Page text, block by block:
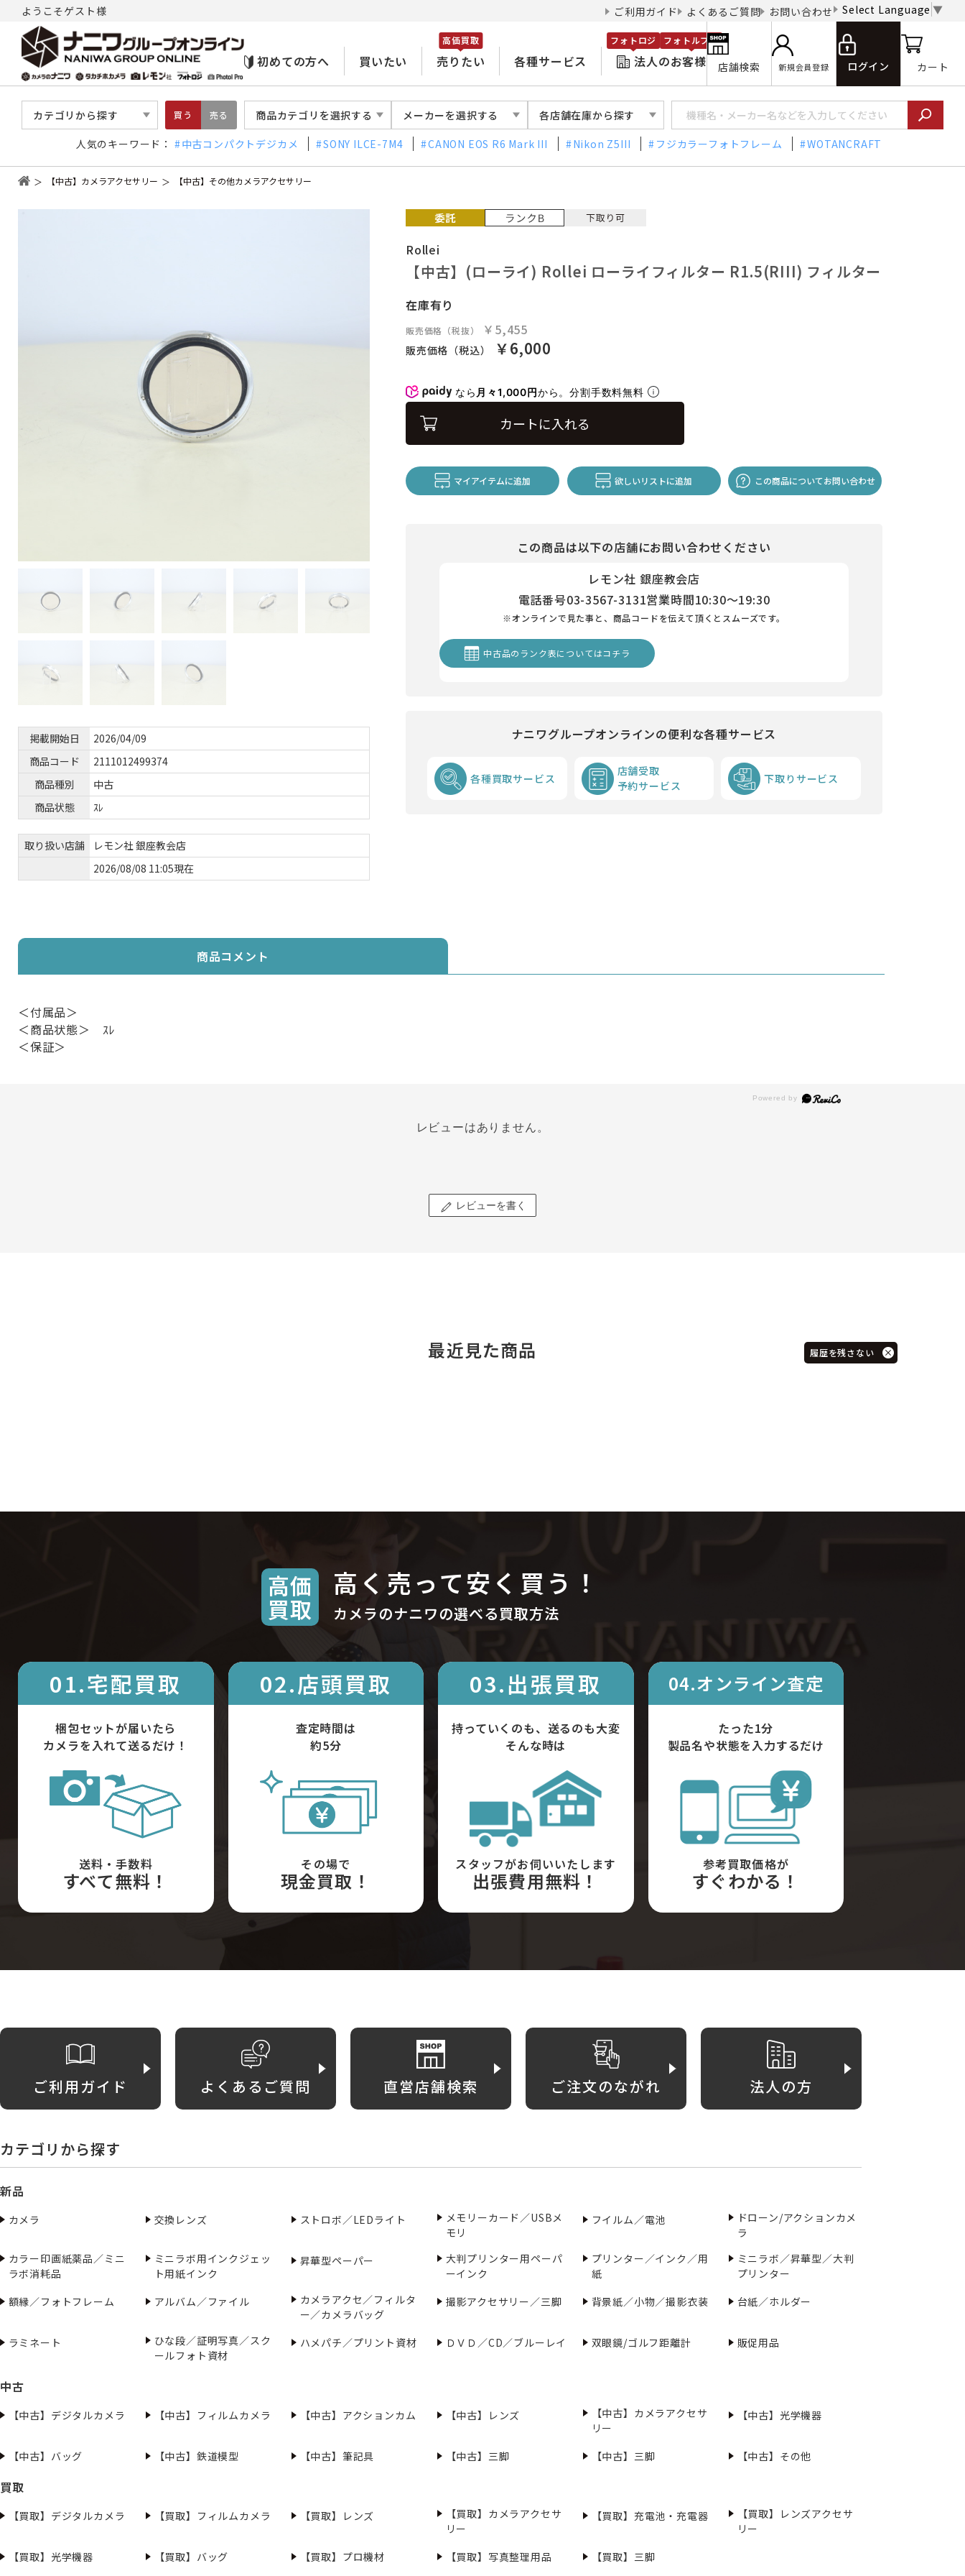
ようこそゲスト様 ご利用ガイド よくあるご質問 お問い合わせ Select Language ▼
初めての方へ 買いたい 売りたい
高価買取
各種サービス 法人のお客様
フォトロジ フォトルプロ
店舗検索 新規会員登録 ログイン カート
カテゴリから探す 買う 売る 商品カテゴリを選択する メーカーを選択する 各店舗在庫から探す
人気のキーワード： 中古コンパクトデジカメ SONY ILCE-7M4 CANON EOS R6 Mark III Nikon Z5III フジカラーフォトフレーム WOTANCRAFT
【中古】カメラアクセサリー 【中古】その他カメラアクセサリー
掲載開始日
2026/04/09
商品コード
2111012499374
商品種別
中古
商品状態
ｽﾚ
取り扱い店舗
レモン社 銀座教会店
2026/08/08 11:05現在
Rollei
【中古】(ローライ) Rollei ローライフィルター R1.5(RIII) フィルター
在庫有り
販売価格（税抜） ￥5,455
販売価格（税込） ￥6,000
なら 月々1,000円から。分割手数料無料
カートに入れる
マイアイテムに追加 欲しいリストに追加 この商品についてお問い合わせ
この商品は以下の店舗にお問い合わせください
レモン社 銀座教会店
電話番号03-3567-3131営業時間10:30～19:30
※オンラインで見た事と、商品コードを伝えて頂くとスムーズです。
中古品のランク表についてはコチラ
ナニワグループオンラインの便利な各種サービス
各種買取サービス
店舗受取
予約サービス
下取りサービス
商品コメント
＜付属品＞
＜商品状態＞ ｽﾚ
＜保証＞
レビューはありません。
レビューを書く
最近見た商品 履歴を残さない
高価
買取
高く売って安く買う！
カメラのナニワの選べる買取方法
01.宅配買取
梱包セットが届いたら
カメラを入れて送るだけ！
送料・手数料
すべて無料！
02.店頭買取
査定時間は
約5分
その場で
現金買取！
03.出張買取
持っていくのも、送るのも大変
そんな時は
スタッフがお伺いいたします
出張費用無料！
04.オンライン査定
たった1分
製品名や状態を入力するだけ
参考買取価格が
すぐわかる！
ご利用ガイド よくあるご質問 直営店舗検索 ご注文のながれ 法人の方
カテゴリから探す
新品
カメラ 交換レンズ ストロボ／LEDライト
メモリーカード／USBメ
モリ
フイルム／電池
ドローン/アクションカメ
ラ
カラー印画紙薬品／ミニ
ラボ消耗品
ミニラボ用インクジェッ
ト用紙インク
昇華型ペーパー
大判プリンター用ペーパ
ーインク
プリンター／インク／用
紙
ミニラボ／昇華型／大判
プリンター
額縁／フォトフレーム
アルバム／ファイル
カメラアクセ／フィルタ
ー／カメラバッグ
撮影アクセサリー／三脚 背景紙／小物／撮影衣装 台紙／ホルダー
ラミネート
ひな段／証明写真／スク
ールフォト資材
ハメパチ／プリント資材 ＤＶＤ／CD／ブルーレイ 双眼鏡/ゴルフ距離計 販促用品
中古
【中古】デジタルカメラ 【中古】フィルムカメラ 【中古】アクションカム 【中古】レンズ
【中古】カメラアクセサ
リー
【中古】光学機器
【中古】バッグ 【中古】鉄道模型 【中古】筆記具 【中古】三脚 【中古】三脚 【中古】その他
買取
【買取】デジタルカメラ 【買取】フィルムカメラ 【買取】レンズ
【買取】カメラアクセサ
リー
【買取】充電池・充電器
【買取】レンズアクセサ
リー
【買取】光学機器
【買取】バッグ 【買取】プロ機材 【買取】写真整理用品 【買取】三脚